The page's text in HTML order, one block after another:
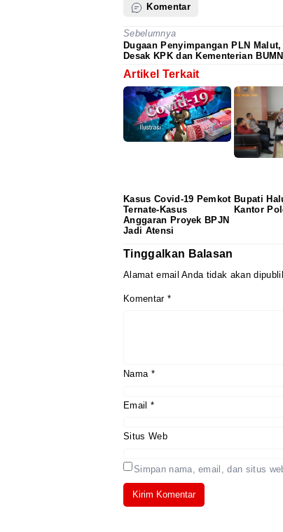
Komentar
Sebelumnya
Dugaan Penyimpangan PLN Malut,
Desak KPK dan Kementerian
Artikel Terkait
Kasus Covid-19 Pemkot
Ternate-Kasus
Anggaran Proyek BPJN
Jadi Atensi
Bupati
Kantor
Tinggalkan Balasan
Alamat email Anda tidak akan
Komentar *
Nama *
Email *
Situs Web
Simpan nama, email, dan situs